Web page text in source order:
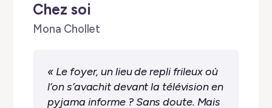
Chez soi
by
Mona Chollet
« Le foyer, un lieu de repli frileux où
l’on s’avachit devant la télévision en
pyjama informe ? Sans doute. Mais